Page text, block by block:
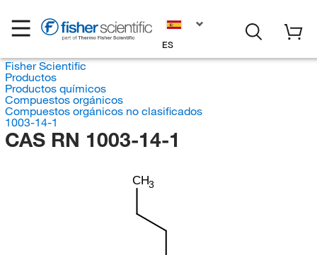
ES
Fisher Scientific
Productos
Productos químicos
Compuestos orgánicos
Compuestos orgánicos no clasificados
1003-14-1
CAS RN 1003-14-1
CH3